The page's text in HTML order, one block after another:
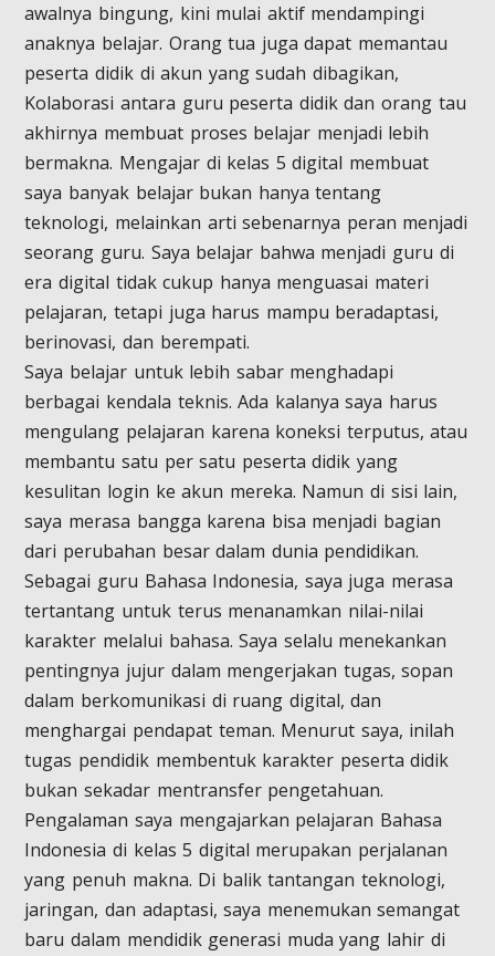
awalnya bingung, kini mulai aktif mendampingi
anaknya belajar. Orang tua juga dapat memantau
peserta didik di akun yang sudah dibagikan,
Kolaborasi antara guru peserta didik dan orang tau
akhirnya membuat proses belajar menjadi lebih
bermakna. Mengajar di kelas 5 digital membuat
saya banyak belajar bukan hanya tentang
teknologi, melainkan arti sebenarnya peran menjadi
seorang guru. Saya belajar bahwa menjadi guru di
era digital tidak cukup hanya menguasai materi
pelajaran, tetapi juga harus mampu beradaptasi,
berinovasi, dan berempati.
Saya belajar untuk lebih sabar menghadapi
berbagai kendala teknis. Ada kalanya saya harus
mengulang pelajaran karena koneksi terputus, atau
membantu satu per satu peserta didik yang
kesulitan login ke akun mereka. Namun di sisi lain,
saya merasa bangga karena bisa menjadi bagian
dari perubahan besar dalam dunia pendidikan.
Sebagai guru Bahasa Indonesia, saya juga merasa
tertantang untuk terus menanamkan nilai-nilai
karakter melalui bahasa. Saya selalu menekankan
pentingnya jujur dalam mengerjakan tugas, sopan
dalam berkomunikasi di ruang digital, dan
menghargai pendapat teman. Menurut saya, inilah
tugas pendidik membentuk karakter peserta didik
bukan sekadar mentransfer pengetahuan.
Pengalaman saya mengajarkan pelajaran Bahasa
Indonesia di kelas 5 digital merupakan perjalanan
yang penuh makna. Di balik tantangan teknologi,
jaringan, dan adaptasi, saya menemukan semangat
baru dalam mendidik generasi muda yang lahir di